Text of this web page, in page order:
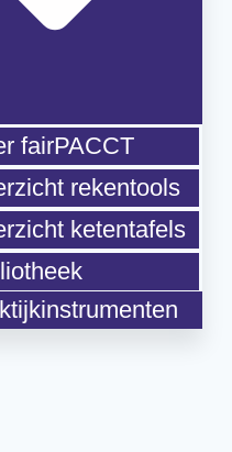
fairPACCT
rekentools
ketentafels